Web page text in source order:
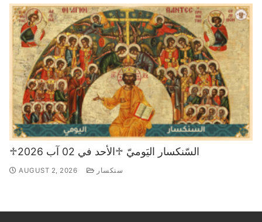
♱السّنكسار اليَوميّ ♱الأحد في 02 آب 2026
AUGUST 2, 2026 سنكسار